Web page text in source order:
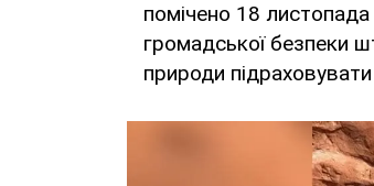
помічено 18
громадської безпеки
природи підраховувати